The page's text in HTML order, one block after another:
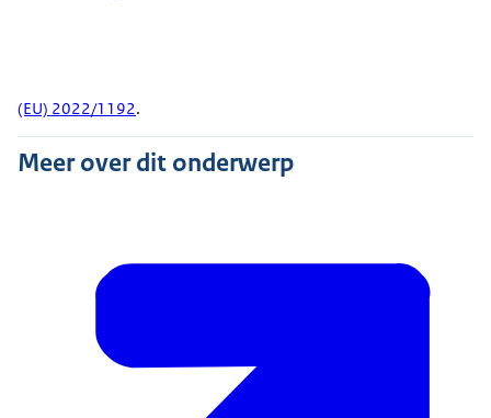
(EU) 2022/1192.
Meer over dit onderwerp